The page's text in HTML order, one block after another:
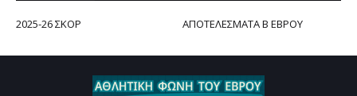
2025-26 ΣΚΟΡ ΑΠΟΤΕΛΕΣΜΑΤΑ Β ΕΒΡΟΥ